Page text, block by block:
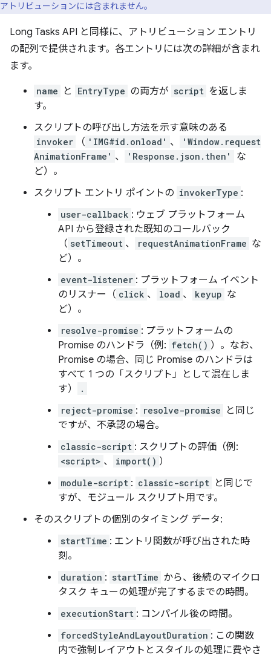
アトリビューションには含まれません。
Long Tasks API と同様に、アトリビューション エントリ
の配列で提供されます。各エントリには次の詳細が含まれ
ます。
name と EntryType の両方が script を返しま
す。
スクリプトの呼び出し方法を示す意味のある
invoker （ 'IMG#id.onload' 、
'Window.request
AnimationFrame' 、 'Response.json.then'
な
ど）。
スクリプト エントリ ポイントの invokerType :
user-callback : ウェブ プラットフォーム
API から登録された既知のコールバック
（ setTimeout 、 requestAnimationFrame な
ど）。
event-listener : プラットフォーム イベント
のリスナー（ click 、 load 、 keyup な
ど）。
resolve-promise : プラットフォームの
Promise のハンドラ（例: fetch() ）。なお、
Promise の場合、同じ Promise のハンドラは
すべて 1 つの「スクリプト」として混在しま
す）
.
reject-promise : resolve-promise
と同じ
ですが、不承認の場合。
classic-script : スクリプトの評価（例:
<script> 、 import() ）
module-script : classic-script と同じで
すが、モジュール スクリプト用です。
そのスクリプトの個別のタイミング データ:
startTime : エントリ関数が呼び出された時
刻。
duration : startTime から、後続のマイクロ
タスク キューの処理が完了するまでの時間。
executionStart : コンパイル後の時間。
forcedStyleAndLayoutDuration : この関数
内で強制レイアウトとスタイルの処理に費やさ